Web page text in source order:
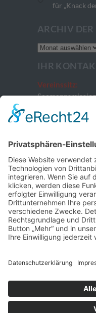
für „Knack
ARCHIV DER
Archiv
Beiträge
IHR
Vereinssitz:
Kähler
E-Mail:
©Störtebeker
Home Über
Aktionen
Kontakt